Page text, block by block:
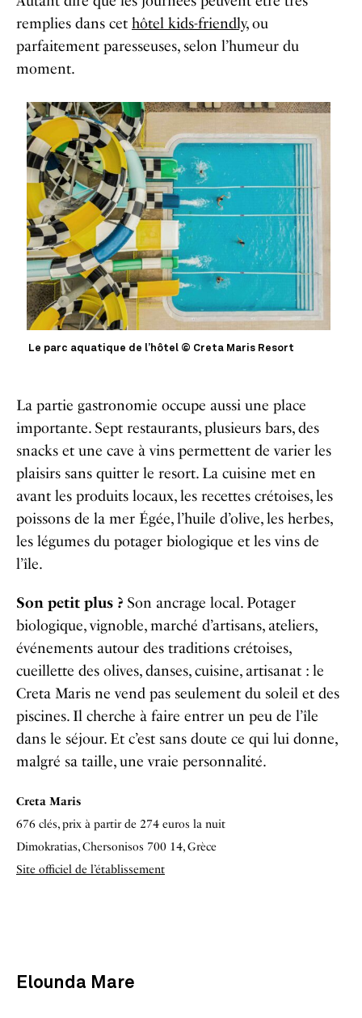
remplies dans cet hôtel kids-friendly, ou
parfaitement paresseuses, selon l’humeur du
moment.
Le parc aquatique de l’hôtel © Creta Maris Resort
La partie gastronomie occupe aussi une place
importante. Sept restaurants, plusieurs bars, des
snacks et une cave à vins permettent de varier les
plaisirs sans quitter le resort. La cuisine met en
avant les produits locaux, les recettes crétoises, les
poissons de la mer Égée, l’huile d’olive, les herbes,
les légumes du potager biologique et les vins de
l’île.
Son petit plus ? Son ancrage local. Potager
biologique, vignoble, marché d’artisans, ateliers,
événements autour des traditions crétoises,
cueillette des olives, danses, cuisine, artisanat : le
Creta Maris ne vend pas seulement du soleil et des
piscines. Il cherche à faire entrer un peu de l’île
dans le séjour. Et c’est sans doute ce qui lui donne,
malgré sa taille, une vraie personnalité.
Creta Maris
676 clés, prix à partir de 274 euros la nuit
Dimokratias, Chersonisos 700 14, Grèce
Site officiel de l’établissement
Elounda Mare